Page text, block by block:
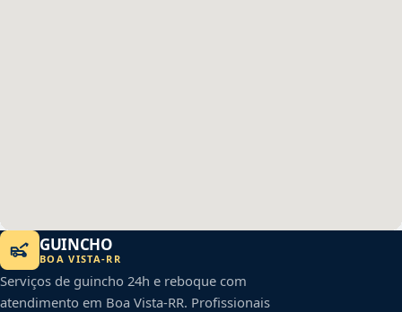
GUINCHO
BOA VISTA-RR
Serviços de guincho 24h e reboque com
atendimento em Boa Vista-RR. Profissionais